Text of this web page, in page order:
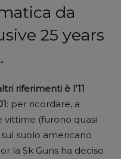
da
25 years
riferimenti è l’11
: per ricordare, a
vittime (furono quasi
suolo americano
la Sk Guns ha deciso